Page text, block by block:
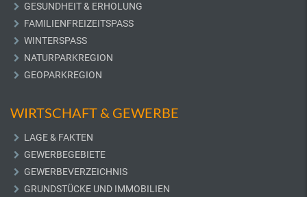
GESUNDHEIT & ERHOLUNG
FAMILIENFREIZEITSPASS
WINTERSPASS
NATURPARKREGION
GEOPARKREGION
WIRTSCHAFT & GEWERBE
LAGE & FAKTEN
GEWERBEGEBIETE
GEWERBEVERZEICHNIS
GRUNDSTÜCKE UND IMMOBILIEN